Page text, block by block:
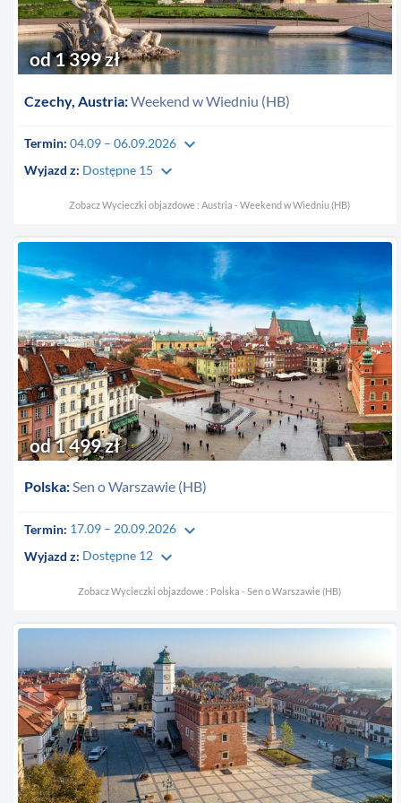
Czechy, Austria:Weekend w Wiedniu (HB)
od 1 399 zł
Termin: 04.09 – 06.09.2026 keyboard_arrow_down
Wyjazd z: Dostępne 15 keyboard_arrow_down
Zobacz Wycieczki objazdowe : Austria - Weekend w Wiedniu (HB)
Polska:Sen o Warszawie (HB)
od 1 499 zł
Termin: 17.09 – 20.09.2026 keyboard_arrow_down
Wyjazd z: Dostępne 12 keyboard_arrow_down
Zobacz Wycieczki objazdowe : Polska - Sen o Warszawie (HB)